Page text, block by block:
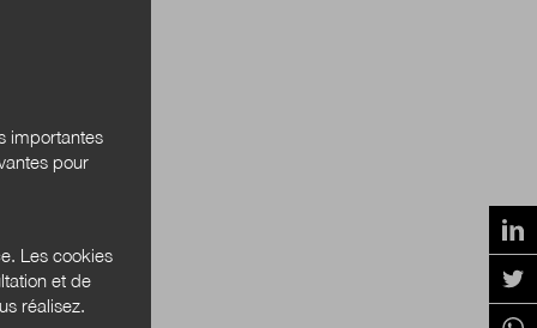
habitants située
en 2019 le
importantes
pour
Les cookies
et de
réalisez.